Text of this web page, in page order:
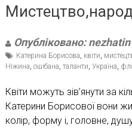
Опубліковано: nezhatin
Катерина Борисова квіти
Ніжина ошібана таланти Україна
Квіти можуть зів’янути за
Катерини Борисової вони
колір, форму і, головне,